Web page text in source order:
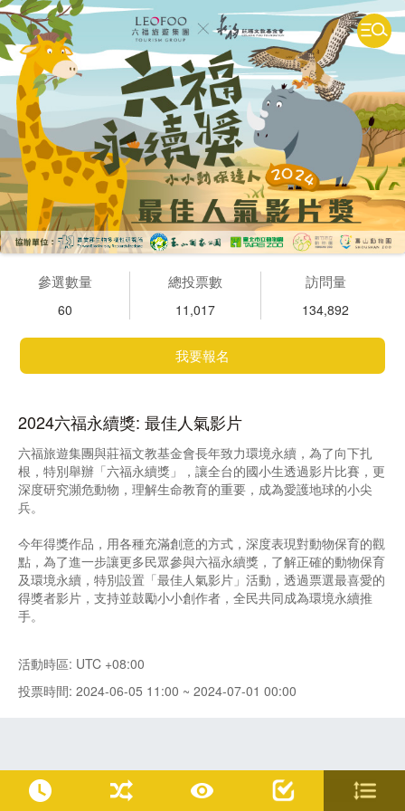
參選數量
60
總投票數
11,017
訪問量
134,892
我要報名
2024六福永續獎: 最佳人氣影片
六福旅遊集團與莊福文教基金會長年致力環境永續，為了向下扎
根，特別舉辦「六福永續獎」，讓全台的國小生透過影片比賽，更
深度研究瀕危動物，理解生命教育的重要，成為愛護地球的小尖
兵。
今年得獎作品，用各種充滿創意的方式，深度表現對動物保育的觀
點，為了進一步讓更多民眾參與六福永續獎，了解正確的動物保育
及環境永續，特別設置「最佳人氣影片」活動，透過票選最喜愛的
得獎者影片，支持並鼓勵小小創作者，全民共同成為環境永續推
手。
活動時區: UTC +08:00
投票時間: 2024-06-05 11:00 ~ 2024-07-01 00:00